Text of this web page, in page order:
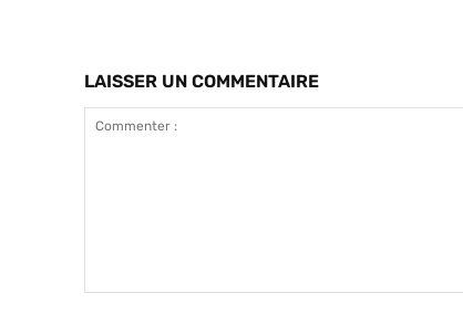
LAISSER UN COMMENTAIRE